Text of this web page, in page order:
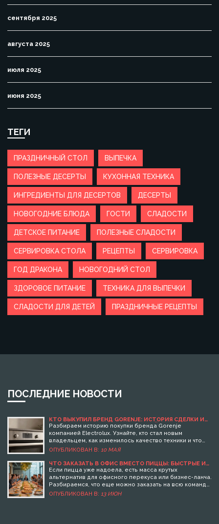
сентября 2025
августа 2025
июля 2025
июня 2025
ТЕГИ
ПРАЗДНИЧНЫЙ СТОЛ ВЫПЕЧКА
ПОЛЕЗНЫЕ ДЕСЕРТЫ КУХОННАЯ ТЕХНИКА
ИНГРЕДИЕНТЫ ДЛЯ ДЕСЕРТОВ ДЕСЕРТЫ
НОВОГОДНИЕ БЛЮДА ГОСТИ СЛАДОСТИ
ДЕТСКОЕ ПИТАНИЕ ПОЛЕЗНЫЕ СЛАДОСТИ
СЕРВИРОВКА СТОЛА РЕЦЕПТЫ СЕРВИРОВКА
ГОД ДРАКОНА НОВОГОДНИЙ СТОЛ
ЗДОРОВОЕ ПИТАНИЕ ТЕХНИКА ДЛЯ ВЫПЕЧКИ
СЛАДОСТИ ДЛЯ ДЕТЕЙ ПРАЗДНИЧНЫЕ РЕЦЕПТЫ
ПОСЛЕДНИЕ НОВОСТИ
КТО ВЫКУПИЛ БРЕНД GORENJE: ИСТОРИЯ СДЕЛКИ И
ЧТО ЭТО ЗНАЧИТ ДЛЯ ПОКУПАТЕЛЕЙ
Разбираем историю покупки бренда Gorenje
компанией Electrolux. Узнайте, кто стал новым
владельцем, как изменилось качество техники и что
это значит для покупателей в 2026 году.
ОПУБЛИКОВАН В: 10 МАЯ
ЧТО ЗАКАЗАТЬ В ОФИС ВМЕСТО ПИЦЦЫ: БЫСТРЫЕ И
ВКУСНЫЕ ИДЕИ
Если пицца уже надоела, есть масса крутых
альтернатив для офисного перекуса или бизнес-ланча.
Разбираемся, что еще можно заказать на всю команду,
чтобы всем понравилось, было сытно и удобно. В
ОПУБЛИКОВАН В: 13 ИЮН